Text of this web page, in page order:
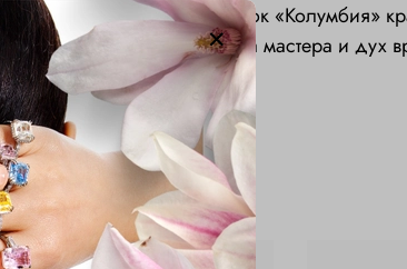
Глубокий зелёный оттенок «Колумбия»
— в ней чувствуется рука мастера и дух